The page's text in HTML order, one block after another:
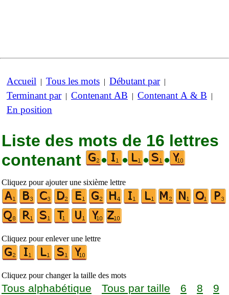
Accueil | Tous les mots | Débutant par|
Terminant par| Contenant AB | Contenant A & B |
En position
Liste des mots de 16 lettres
contenant
• • • •
Cliquez pour ajouter une sixième lettre
Cliquez pour enlever une lettre
Cliquez pour changer la taille des mots
Tous alphabétique Tous par taille 6 8
9